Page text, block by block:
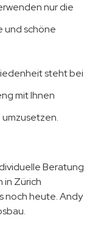
nur die
und schöne
steht bei
mit Ihnen
umzusetzen.
Beratung
in Zürich
noch heute. Andy